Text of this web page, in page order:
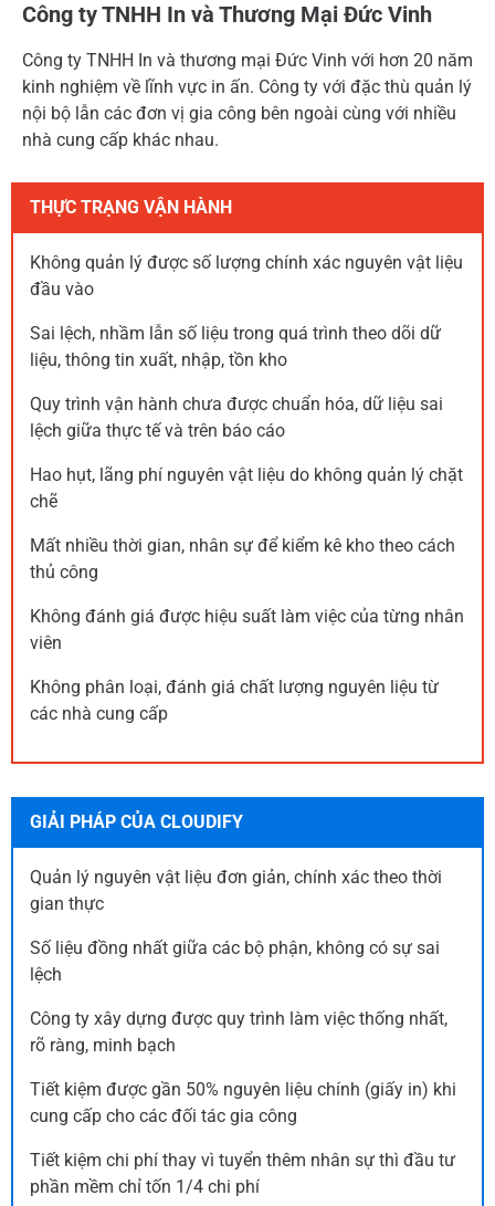
Công ty TNHH In và Thương Mại Đức Vinh
Công ty TNHH In và thương mại Đức Vinh với hơn 20 năm
kinh nghiệm về lĩnh vực in ấn. Công ty với đặc thù quản lý
nội bộ lẫn các đơn vị gia công bên ngoài cùng với nhiều
nhà cung cấp khác nhau.
THỰC TRẠNG VẬN HÀNH
Không quản lý được số lượng chính xác nguyên vật liệu
đầu vào
Sai lệch, nhầm lẫn số liệu trong quá trình theo dõi dữ
liệu, thông tin xuất, nhập, tồn kho
Quy trình vận hành chưa được chuẩn hóa, dữ liệu sai
lệch giữa thực tế và trên báo cáo
Hao hụt, lãng phí nguyên vật liệu do không quản lý chặt
chẽ
Mất nhiều thời gian, nhân sự để kiểm kê kho theo cách
thủ công
Không đánh giá được hiệu suất làm việc của từng nhân
viên
Không phân loại, đánh giá chất lượng nguyên liệu từ
các nhà cung cấp
GIẢI PHÁP CỦA CLOUDIFY
Quản lý nguyên vật liệu đơn giản, chính xác theo thời
gian thực
Số liệu đồng nhất giữa các bộ phận, không có sự sai
lệch
Công ty xây dựng được quy trình làm việc thống nhất,
rõ ràng, minh bạch
Tiết kiệm được gần 50% nguyên liệu chính (giấy in) khi
cung cấp cho các đối tác gia công
Tiết kiệm chi phí thay vì tuyển thêm nhân sự thì đầu tư
phần mềm chỉ tốn 1/4 chi phí